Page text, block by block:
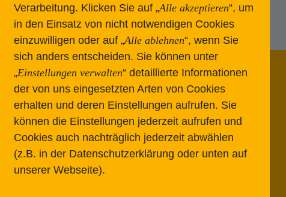
RECHTLICHES
Impressum
Datenschutz
Verarbeitung. Klicken Sie auf „Alle akzeptieren“, um
in den Einsatz von nicht notwendigen Cookies
einzuwilligen oder auf „Alle ablehnen“, wenn Sie
sich anders entscheiden. Sie können unter
„Einstellungen verwalten“ detaillierte Informationen
der von uns eingesetzten Arten von Cookies
erhalten und deren Einstellungen aufrufen. Sie
können die Einstellungen jederzeit aufrufen und
Cookies auch nachträglich jederzeit abwählen
(z.B. in der Datenschutzerklärung oder unten auf
unserer Webseite).